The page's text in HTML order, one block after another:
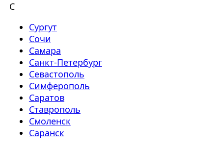
С
Сургут
Сочи
Самара
Санкт-Петербург
Севастополь
Симферополь
Саратов
Ставрополь
Смоленск
Саранск